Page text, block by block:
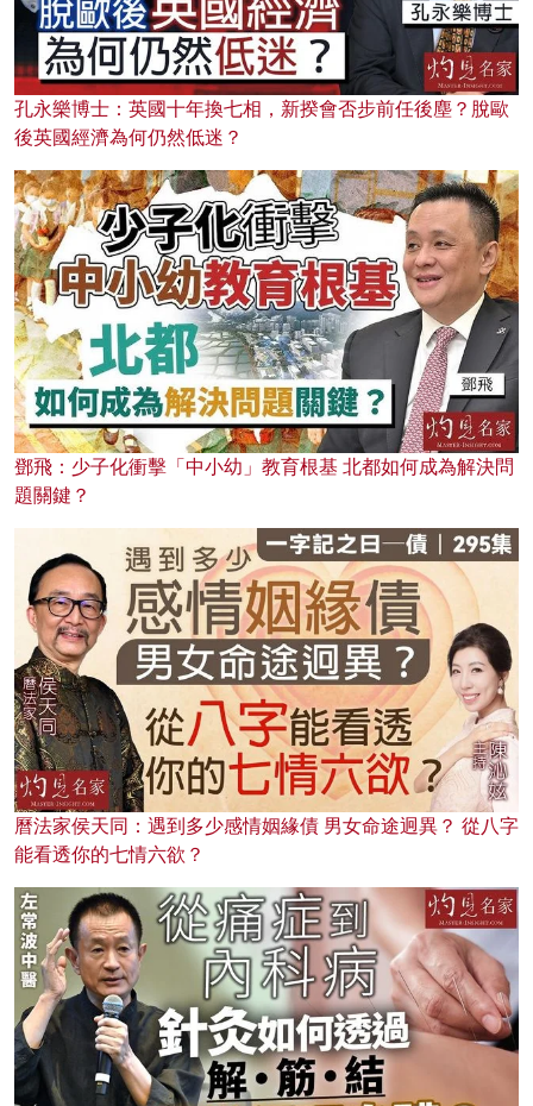
孔永樂博士：英國十年換七相，新揆會否步前任後塵？脫歐
後英國經濟為何仍然低迷？
鄧飛：少子化衝擊「中小幼」教育根基 北都如何成為解決問
題關鍵？
曆法家侯天同：遇到多少感情姻緣債 男女命途迥異？ 從八字
能看透你的七情六欲？